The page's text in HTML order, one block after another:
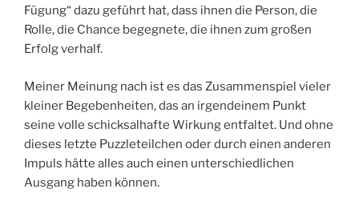
Fügung“ dazu geführt hat, dass ihnen die Person, die
Rolle, die Chance begegnete, die ihnen zum großen
Erfolg verhalf.
Meiner Meinung nach ist es das Zusammenspiel vieler
kleiner Begebenheiten, das an irgendeinem Punkt
seine volle schicksalhafte Wirkung entfaltet. Und ohne
dieses letzte Puzzleteilchen oder durch einen anderen
Impuls hätte alles auch einen unterschiedlichen
Ausgang haben können.